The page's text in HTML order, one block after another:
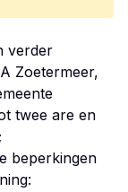
verder
Zoetermeer,
twee are en
beperkingen